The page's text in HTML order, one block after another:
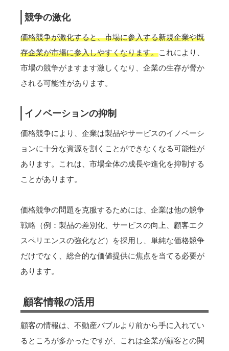
競争の激化
価格競争が激化すると、市場に参入する新規企業や既
存企業が市場に参入しやすくなります。これにより、
市場の競争がますます激しくなり、企業の生存が脅か
される可能性があります。
イノベーションの抑制
価格競争により、企業は製品やサービスのイノベーシ
ョンに十分な資源を割くことができなくなる可能性が
あります。これは、市場全体の成長や進化を抑制する
ことがあります。
価格競争の問題を克服するためには、企業は他の競争
戦略（例：製品の差別化、サービスの向上、顧客エク
スペリエンスの強化など）を採用し、単純な価格競争
だけでなく、総合的な価値提供に焦点を当てる必要が
あります。
顧客情報の活用
顧客の情報は、不動産バブルより前から手に入れてい
るところが多かったですが、これは企業が顧客との関